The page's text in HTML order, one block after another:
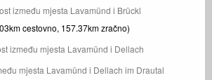
između mjesta Lavamünd i Brückl
cestovno, 157.37km zračno)
između mjesta Lavamünd i Dellach
mjesta Lavamünd i Dellach im Drautal